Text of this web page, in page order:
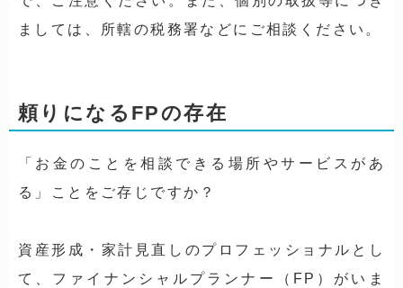
ましては、所轄の税務署などにご相談ください。
頼りになるFPの存在
「お金のことを相談できる場所やサービスがあ
る」ことをご存じですか？
資産形成・家計見直しのプロフェッショナルとし
て、ファイナンシャルプランナー（FP）がいま